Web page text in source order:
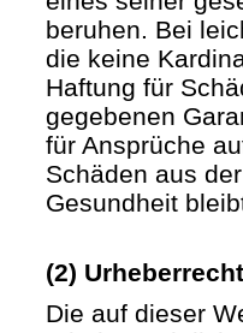
beruhen. Bei
die keine
Haftung für
gegebenen
für Ansprüche
Schäden aus
Gesundheit
(2) Urheberrecht
Die auf dieser